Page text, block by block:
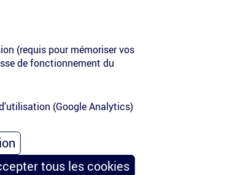
(requis pour mémoriser vos
de fonctionnement du
(Google Analytics)
tous les cookies